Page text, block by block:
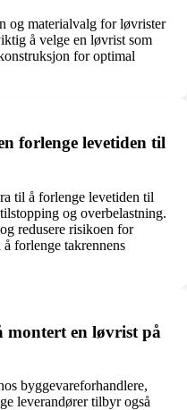
og materialvalg for løvrister
å velge en løvrist som
for optimal
forlenge levetiden til
til å forlenge levetiden til
og overbelastning.
redusere risikoen for
forlenge takrennens
en løvrist på
byggevareforhandlere,
leverandører tilbyr også